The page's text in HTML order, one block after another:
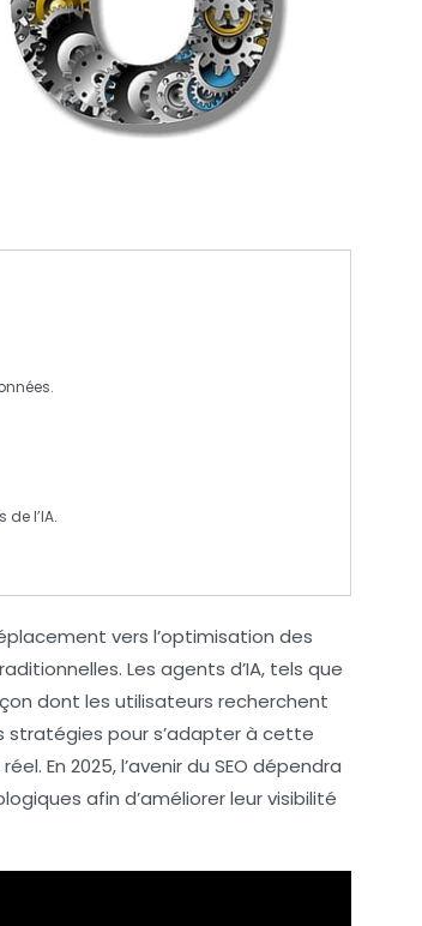
de l’IA.
vers l’optimisation des
Les agents d’IA, tels que
dont les utilisateurs recherchent
stratégies pour s’adapter à cette
En 2025, l’avenir du SEO dépendra
afin d’améliorer leur visibilité